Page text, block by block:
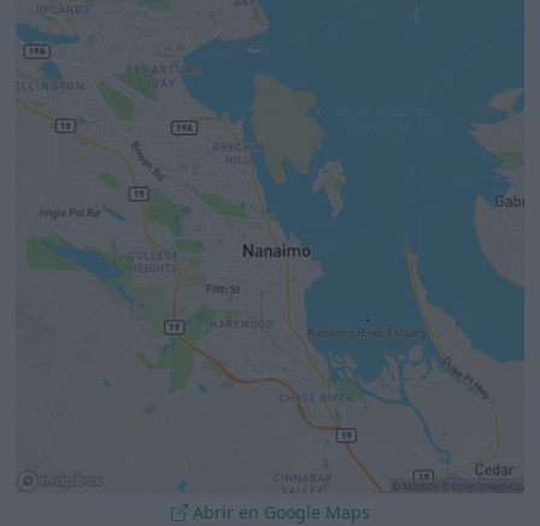
Abrir en Google Maps